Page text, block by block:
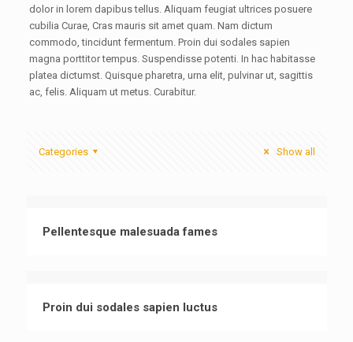
dolor in lorem dapibus tellus. Aliquam feugiat ultrices posuere
cubilia Curae, Cras mauris sit amet quam. Nam dictum
commodo, tincidunt fermentum. Proin dui sodales sapien
magna porttitor tempus. Suspendisse potenti. In hac habitasse
platea dictumst. Quisque pharetra, urna elit, pulvinar ut, sagittis
ac, felis. Aliquam ut metus. Curabitur.
Categories Show all
Pellentesque malesuada fames
Proin dui sodales sapien luctus